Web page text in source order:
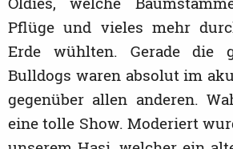
Pflüge und vieles mehr
Erde wühlten. Gerade die
Bulldogs waren absolut im
gegenüber allen anderen.
eine tolle Show. Moderiert